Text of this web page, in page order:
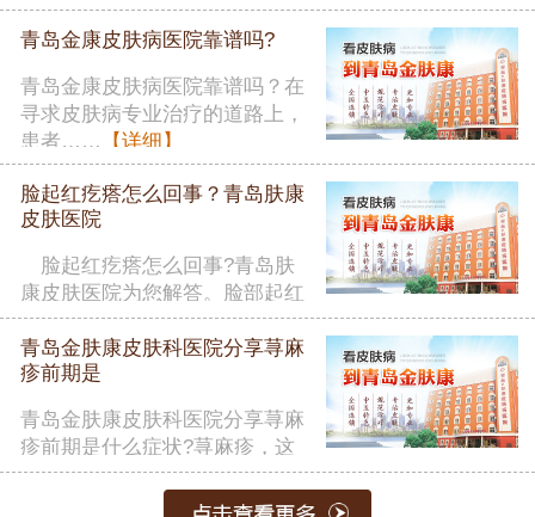
青岛金康皮肤病医院靠谱吗?
青岛金康皮肤病医院靠谱吗？在
寻求皮肤病专业治疗的道路上，
患者…… 【详细】
脸起红疙瘩怎么回事？青岛肤康
皮肤医院
脸起红疙瘩怎么回事?青岛肤
康皮肤医院为您解答。脸部起红
疙瘩……【详细】
青岛金肤康皮肤科医院分享荨麻
疹前期是
青岛金肤康皮肤科医院分享荨麻
疹前期是什么症状?荨麻疹，这
一常……【详细】